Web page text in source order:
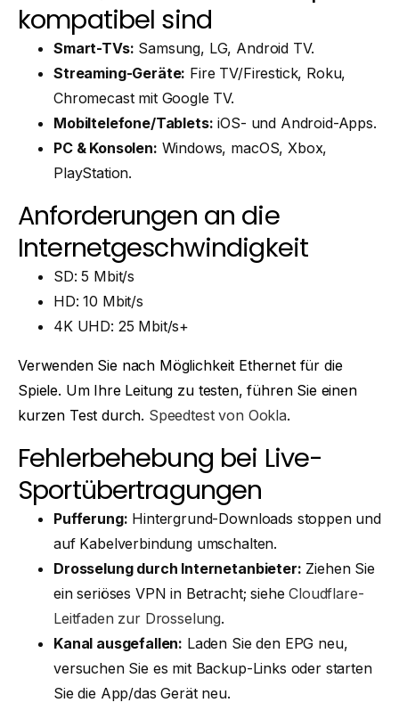
kompatibel sind
Smart-TVs: Samsung, LG, Android TV.
Streaming-Geräte: Fire TV/Firestick, Roku,
Chromecast mit Google TV.
Mobiltelefone/Tablets: iOS- und Android-Apps.
PC & Konsolen: Windows, macOS, Xbox,
PlayStation.
Anforderungen an die
Internetgeschwindigkeit
SD: 5 Mbit/s
HD: 10 Mbit/s
4K UHD: 25 Mbit/s+
Verwenden Sie nach Möglichkeit Ethernet für die
Spiele. Um Ihre Leitung zu testen, führen Sie einen
kurzen Test durch. Speedtest von Ookla.
Fehlerbehebung bei Live-
Sportübertragungen
Pufferung: Hintergrund-Downloads stoppen und
auf Kabelverbindung umschalten.
Drosselung durch Internetanbieter: Ziehen Sie
ein seriöses VPN in Betracht; sieheCloudflare-
Leitfaden zur Drosselung.
Kanal ausgefallen: Laden Sie den EPG neu,
versuchen Sie es mit Backup-Links oder starten
Sie die App/das Gerät neu.